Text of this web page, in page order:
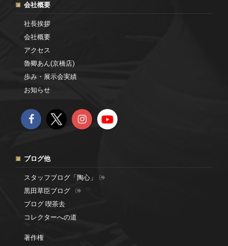
会社概要
社長挨拶
会社概要
アクセス
魯卿あん(京橋店)
歩み・展示会実績
お知らせ
ブログ他
スタッフブログ「陶心」
黒田草臣ブログ
ブログ 喫茶去
コレクターへの道
著作権